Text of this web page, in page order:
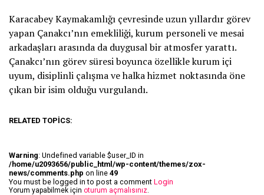
Karacabey Kaymakamlığı çevresinde uzun yıllardır görev
yapan Çanakcı’nın emekliliği, kurum personeli ve mesai
arkadaşları arasında da duygusal bir atmosfer yarattı.
Çanakcı’nın görev süresi boyunca özellikle kurum içi
uyum, disiplinli çalışma ve halka hizmet noktasında öne
çıkan bir isim olduğu vurgulandı.
RELATED TOPICS:
Warning: Undefined variable $user_ID in
/home/u2093656/public_html/wp-content/themes/zox-
news/comments.php on line 49
You must be logged in to post a comment Login
Yorum yapabilmek için oturum açmalısınız